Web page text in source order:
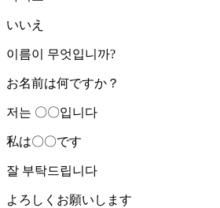
いいえ
이름이 무엇입니까?
お名前は何ですか？
저는 〇〇입니다
私は〇〇です
잘 부탁드립니다
よろしくお願いします